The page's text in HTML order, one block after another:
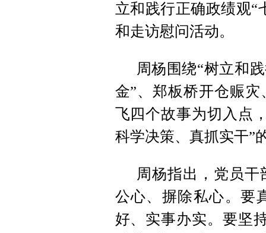
立和践行正确政绩观“
和走访慰问活动。
周杨围绕“树立和
金”、郑板桥开仓赈
飞四个故事为切入点
科学决策、真抓实干”
周杨指出，党员
公心、摒除私心。要
好、实事办实。要坚